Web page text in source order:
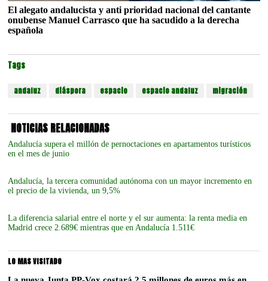
El alegato andalucista y anti prioridad nacional del cantante
onubense Manuel Carrasco que ha sacudido a la derecha
española
Tags
andaluz diáspora espacio espacio andaluz migración
NOTICIAS RELACIONADAS
Andalucía supera el millón de pernoctaciones en apartamentos turísticos
en el mes de junio
Andalucía, la tercera comunidad autónoma con un mayor incremento en
el precio de la vivienda, un 9,5%
La diferencia salarial entre el norte y el sur aumenta: la renta media en
Madrid crece 2.689€ mientras que en Andalucía 1.511€
LO MAS VISITADO